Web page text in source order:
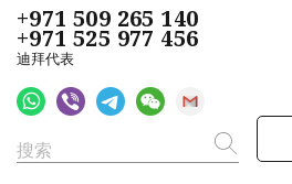
+971 509 265 140
+971 525 977 456
迪拜代表